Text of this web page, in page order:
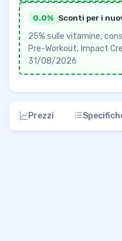
0.0% Sconti per i
25% sulle vitamine,
Pre-Workout, Impact
31/08/2026
Prezzi